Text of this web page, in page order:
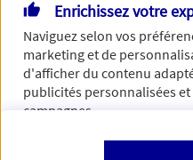
Enrichissez votre
Naviguez selon vos
marketing et de
d'afficher du contenu
publicités personnalisées
campagnes.